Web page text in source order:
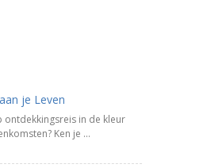
je Leven
ontdekkingsreis in de kleur
Ken je ...